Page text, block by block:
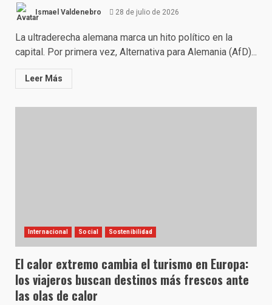
Ismael Valdenebro 28 de julio de 2026
La ultraderecha alemana marca un hito político en la
capital. Por primera vez, Alternativa para Alemania (AfD)...
Leer Más
Internacional Social Sostenibilidad
El calor extremo cambia el turismo en Europa:
los viajeros buscan destinos más frescos ante
las olas de calor